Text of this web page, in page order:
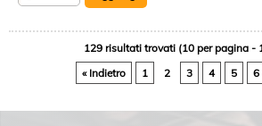
129 risultati trovati (10 per pagina -
« Indietro
1 2 3 4 5 6